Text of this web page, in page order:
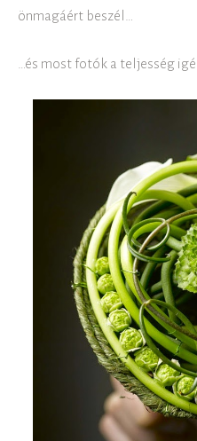
önmagáért beszél…
…és most fotók a teljesség